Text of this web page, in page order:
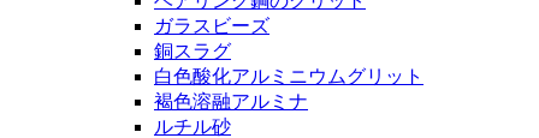
ガラスビーズ
銅スラグ
白色酸化アルミニウムグリット
褐色溶融アルミナ
ルチル砂